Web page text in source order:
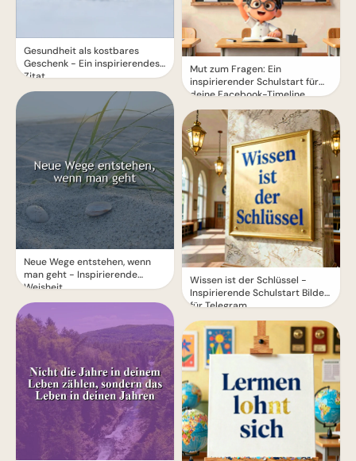
Gesundheit als kostbares
Geschenk - Ein inspirierendes
Zitat
Neue Wege entstehen, wenn
man geht - Inspirierende
Weisheit
Mut zum Fragen: Ein
inspirierender Schulstart für
deine Facebook-Timeline
Wissen ist der Schlüssel -
Inspirierende Schulstart Bilder
für Telegram